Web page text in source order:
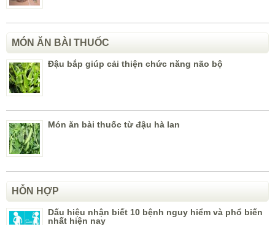
MÓN ĂN BÀI THUỐC
Đậu bắp giúp cải thiện chức năng não bộ
Món ăn bài thuốc từ đậu hà lan
HỖN HỢP
Dấu hiệu nhận biết 10 bệnh nguy hiểm và phổ biến
nhất hiện nay